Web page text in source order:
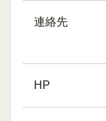
連絡先
HP